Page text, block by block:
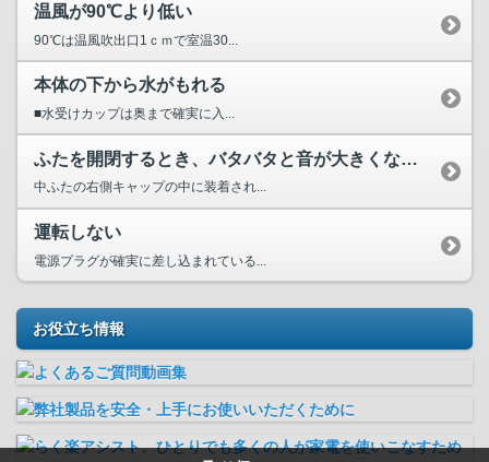
温風が90℃より低い
90℃は温風吹出口1ｃｍで室温30...
本体の下から水がもれる
■水受けカップは奥まで確実に入...
ふたを開閉するとき、バタバタと音が大きくなった。
中ふたの右側キャップの中に装着され...
運転しない
電源プラグが確実に差し込まれている...
お役立ち情報